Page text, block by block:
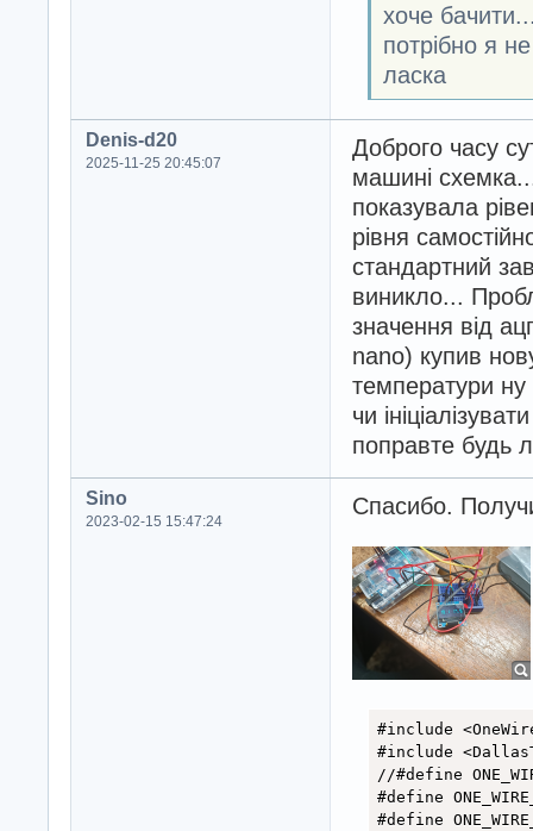
хоче
потрібно я
ласка
Denis-d20
2025-11-25 20:45:07
Доброго часу
машині
показувала
рівня
стандартний
виникло...
значення від
nano) купив
температури ну
чи
поправте будь
Sino
2023-02-15 15:47:24
Спасибо.
#include
#include
//#define
#define
#define